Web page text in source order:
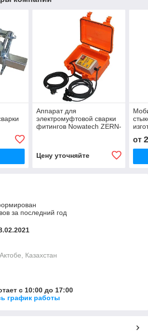
Аппарат для
электромуфтовой сварки
фитингов Nowatech ZERN-
Цену уточняйте
от
за последний год
Казахстан
с 10:00 до 17:00
график работы